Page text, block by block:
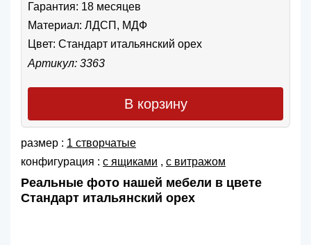
Гарантия: 18 месяцев
Материал: ЛДСП, МДФ
Цвет: Стандарт итальянский орех
Артикул: 3363
В корзину
размер : 1 створчатые
конфигурация : с ящиками , с витражом
Реальные фото нашей мебели в цвете
Стандарт итальянский орех